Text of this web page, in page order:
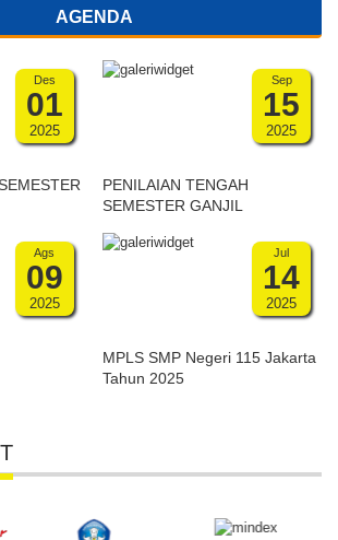
AGENDA
Des
01
2025
Sep
15
2025
PENILAIAN TENGAH
SEMESTER GANJIL
Ags
09
2025
Jul
14
2025
MPLS SMP Negeri 115 Jakarta
Tahun 2025